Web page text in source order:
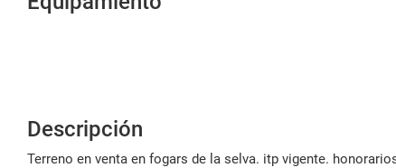
Descripción
terreno en venta en fogars de la selva. itp vigente. honorarios de intermediación incluidos en el precio. parc princeps i, calle principal,